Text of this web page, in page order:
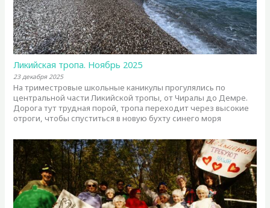
Ликийская тропа. Ноябрь 2025
23 декабря 2025
На триместровые школьные каникулы прогулялись по
центральной части Ликийской тропы, от Чиралы до Демре.
Дорога тут трудная порой, тропа переходит через высокие
отроги, чтобы спуститься в новую бухту синего моря